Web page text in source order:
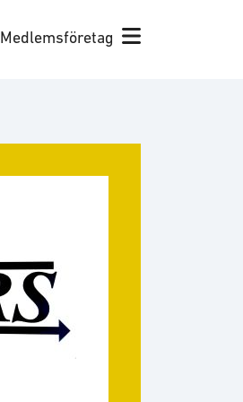
Medlemsföretag